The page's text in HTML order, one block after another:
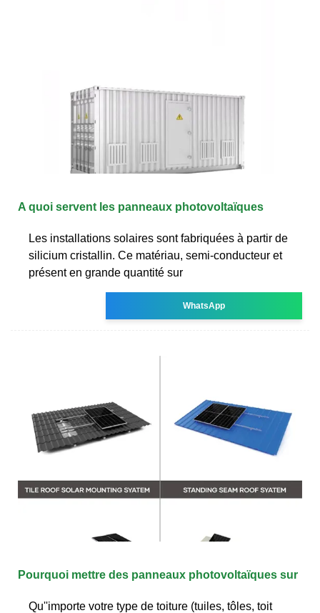
A quoi servent les panneaux photovoltaïques
Les installations solaires sont fabriquées à partir de
silicium cristallin. Ce matériau, semi-conducteur et
présent en grande quantité sur
WhatsApp
Pourquoi mettre des panneaux photovoltaïques sur
Qu''importe votre type de toiture (tuiles, tôles, toit